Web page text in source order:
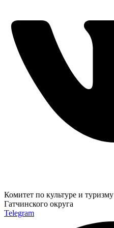
Комитет по культуре и туризму
Гатчинского округа
Telegram